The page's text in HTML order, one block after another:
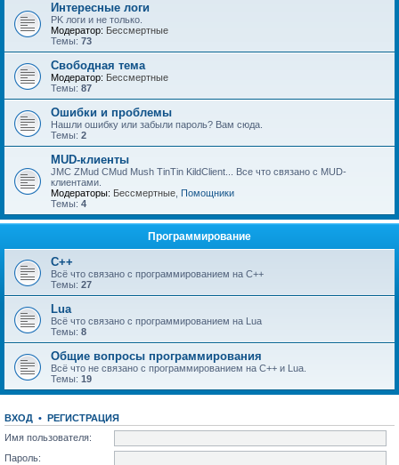
Интересные логи
PK логи и не только.
Модератор: Бессмертные
Темы: 73
Свободная тема
Модератор: Бессмертные
Темы: 87
Ошибки и проблемы
Нашли ошибку или забыли пароль? Вам сюда.
Темы: 2
MUD-клиенты
JMC ZMud CMud Mush TinTin KildClient... Все что связано с MUD-
клиентами.
Модераторы: Бессмертные Помощники
Темы: 4
Программирование
C++
Всё что связано с программированием на С++
Темы: 27
Lua
Всё что связано с программированием на Lua
Темы: 8
Общие вопросы программирования
Всё что не связано с программированием на C++ и Lua.
Темы: 19
ВХОД • РЕГИСТРАЦИЯ
Имя пользователя:
Пароль: